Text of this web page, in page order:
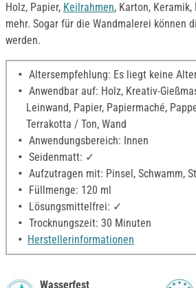
Holz, Papier, Keilrahmen, Karton,
mehr. Sogar für die Wandmalerei können
werden.
Altersempfehlung: Es liegt keine
Anwendbar auf: Holz, Kreativ-
Leinwand, Papier, Papiermaché,
Terrakotta / Ton, Wand
Anwendungsbereich: Innen
Seidenmatt: ✓
Aufzutragen mit: Pinsel, Schwamm,
Füllmenge: 120 ml
Lösungsmittelfrei: ✓
Trocknungszeit: 30 Minuten
Herstellerinformationen
Wasserfest